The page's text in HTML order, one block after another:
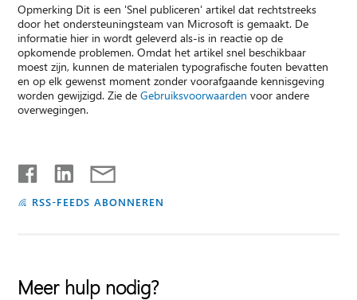
Opmerking Dit is een 'Snel publiceren' artikel dat rechtstreeks
door het ondersteuningsteam van Microsoft is gemaakt. De
informatie hier in wordt geleverd als-is in reactie op de
opkomende problemen. Omdat het artikel snel beschikbaar
moest zijn, kunnen de materialen typografische fouten bevatten
en op elk gewenst moment zonder voorafgaande kennisgeving
worden gewijzigd. Zie deGebruiksvoorwaarden voor andere
overwegingen.
RSS-FEEDS ABONNEREN
Meer hulp nodig?